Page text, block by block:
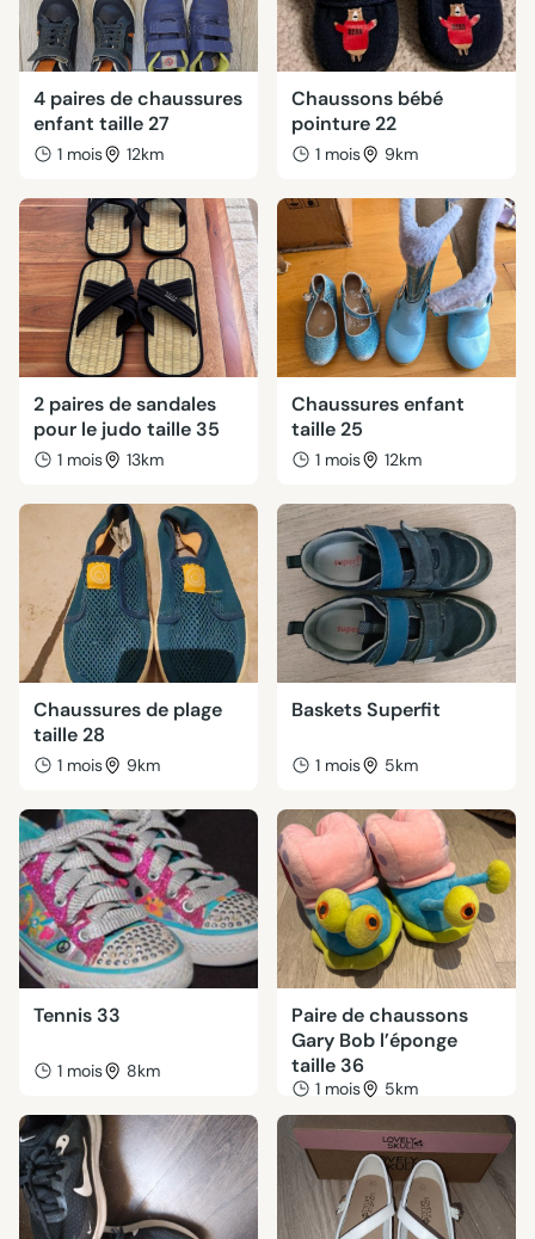
4 paires de chaussures
enfant taille 27
1 mois 12km
Chaussons bébé
pointure 22
1 mois 9km
2 paires de sandales
pour le judo taille 35
1 mois 13km
Chaussures enfant
taille 25
1 mois 12km
Chaussures de plage
taille 28
1 mois 9km
Baskets Superfit
1 mois 5km
Tennis 33
1 mois 8km
Paire de chaussons
Gary Bob l’éponge
taille 36
1 mois 5km